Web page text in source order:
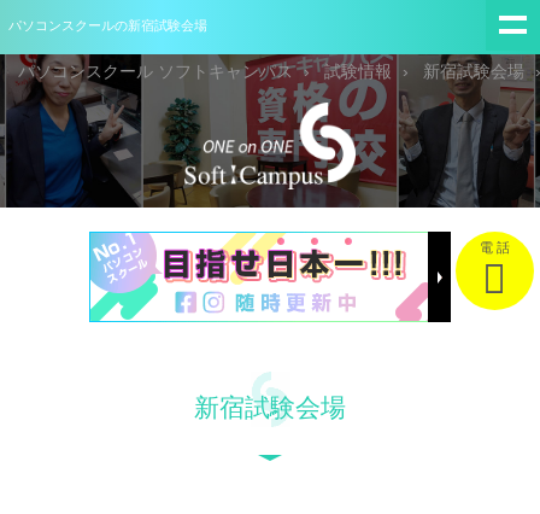
パソコンスクールの新宿試験会場
パソコンスクール ソフトキャンパス 試験情報 新宿試験会場
電 話
新宿試験会場